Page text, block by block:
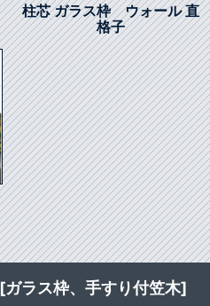
柱芯 ガラス枠 ウォール 直
格子
ラス枠、手すり付笠木]